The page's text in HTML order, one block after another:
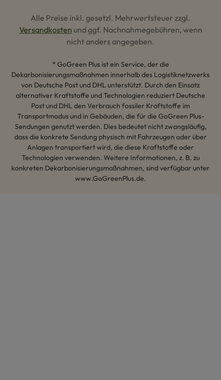
Alle Preise inkl. gesetzl. Mehrwertsteuer zzgl.
Versandkosten und ggf. Nachnahmegebühren, wenn
nicht anders angegeben.
* GoGreen Plus ist ein Service, der die
Dekarbonisierungsmaßnahmen innerhalb des Logistiknetzwerks
von Deutsche Post und DHL unterstützt. Durch den Einsatz
alternativer Kraftstoffe und Technologien reduziert Deutsche
Post und DHL den Verbrauch fossiler Kraftstoffe im
Transportmodus und in Gebäuden, die für die GoGreen Plus-
Sendungen genutzt werden. Dies bedeutet nicht zwangsläufig,
dass die konkrete Sendung physisch mit Fahrzeugen oder über
Anlagen transportiert wird, die diese Kraftstoffe oder
Technologien verwenden. Weitere Informationen, z. B. zu
konkreten Dekarbonisierungsmaßnahmen, sind verfügbar unter
www.GoGreenPlus.de.